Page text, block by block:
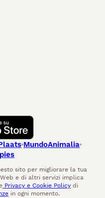
MundoAnimalia
sito per migliorare la tua
e di altri servizi implica
Privacy e Cookie Policy di
in ogni momento.